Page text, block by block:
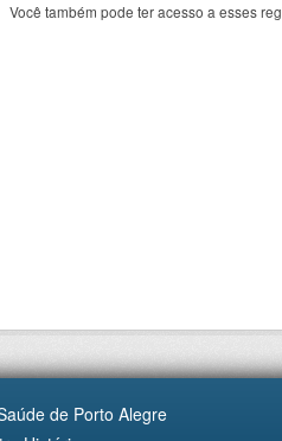
Você também pode ter acesso a esses
de Porto Alegre